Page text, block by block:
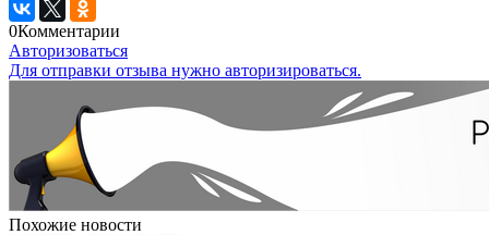
0Комментарии
Авторизоваться
Для отправки отзыва нужно авторизироваться.
Похожие новости